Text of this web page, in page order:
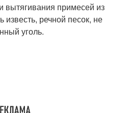
примесей из
речной песок, не
уголь.